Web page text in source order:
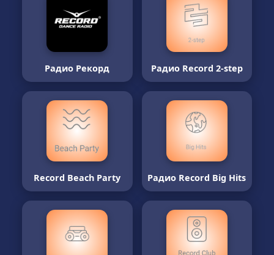
Радио Рекорд Радио Record 2-step
Record Beach Party Радио Record Big Hits